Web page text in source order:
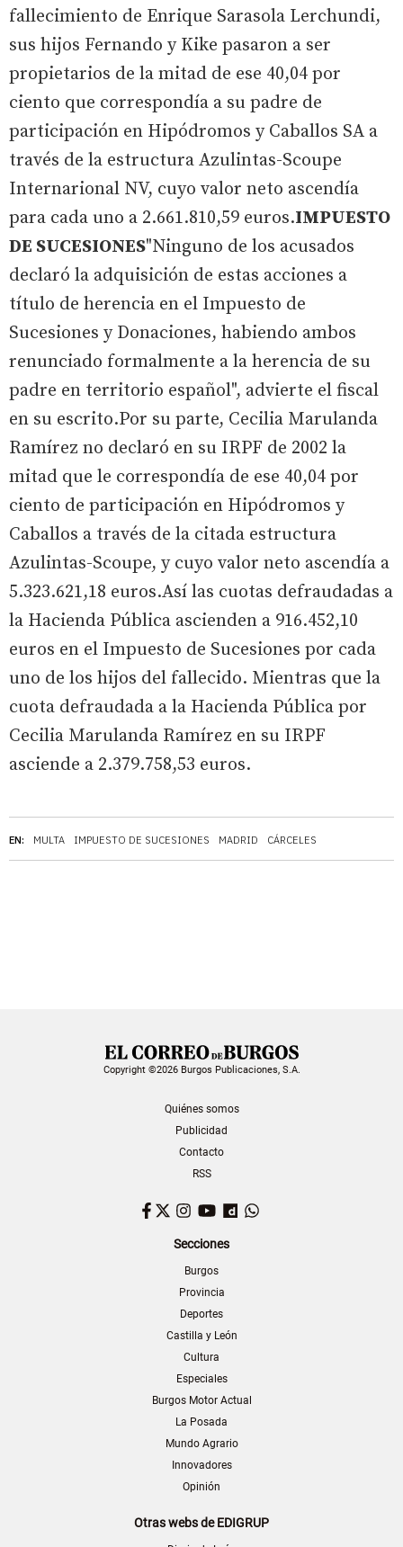
EN: MULTA IMPUESTO DE SUCESIONES MADRID CÁRCELES
fallecimiento de Enrique Sarasola Lerchundi,
sus hijos Fernando y Kike pasaron a ser
propietarios de la mitad de ese 40,04 por
ciento que correspondía a su padre de
participación en Hipódromos y Caballos SA a
través de la estructura Azulintas-Scoupe
Internarional NV, cuyo valor neto ascendía
para cada uno a 2.661.810,59 euros.IMPUESTO
DE SUCESIONES"Ninguno de los acusados
declaró la adquisición de estas acciones a
título de herencia en el Impuesto de
Sucesiones y Donaciones, habiendo ambos
renunciado formalmente a la herencia de su
padre en territorio español", advierte el fiscal
en su escrito.Por su parte, Cecilia Marulanda
Ramírez no declaró en su IRPF de 2002 la
mitad que le correspondía de ese 40,04 por
ciento de participación en Hipódromos y
Caballos a través de la citada estructura
Azulintas-Scoupe, y cuyo valor neto ascendía a
5.323.621,18 euros.Así las cuotas defraudadas a
la Hacienda Pública ascienden a 916.452,10
euros en el Impuesto de Sucesiones por cada
uno de los hijos del fallecido. Mientras que la
cuota defraudada a la Hacienda Pública por
Cecilia Marulanda Ramírez en su IRPF
asciende a 2.379.758,53 euros.
Copyright ©2026 Burgos Publicaciones, S.A.
Quiénes somos
Publicidad
Contacto
RSS
Facebook
TwitterInstagram
YouTubeDailymotion
Secciones
Burgos
Provincia
Deportes
Castilla y León
Cultura
Especiales
Burgos Motor Actual
La Posada
Mundo Agrario
Innovadores
Opinión
Otras webs de EDIGRUP